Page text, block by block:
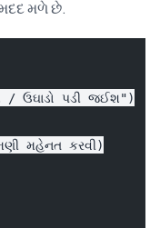
મળે છે.
ઉઘાડો પડી જઈશ")
મહેનત કરવી)